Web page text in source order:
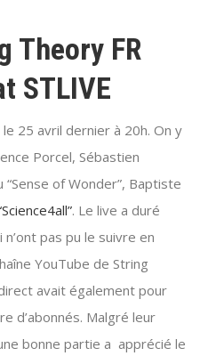
Theory FR
STLIVE
25 avril dernier à 20h. On y
Porcel, Sébastien
“Sense of Wonder”, Baptiste
. Le live a duré
pas pu le suivre en
YouTube de String
avait également pour
d’abonnés. Malgré leur
bonne partie a apprécié le